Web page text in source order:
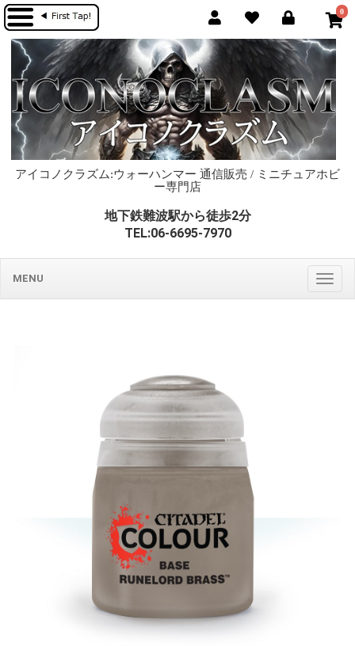
0
アイコノクラズム:ウォーハンマー 通信販売 / ミニチュアホビ
ー専門店
地下鉄難波駅から徒歩2分
TEL:06-6695-7970
MENU